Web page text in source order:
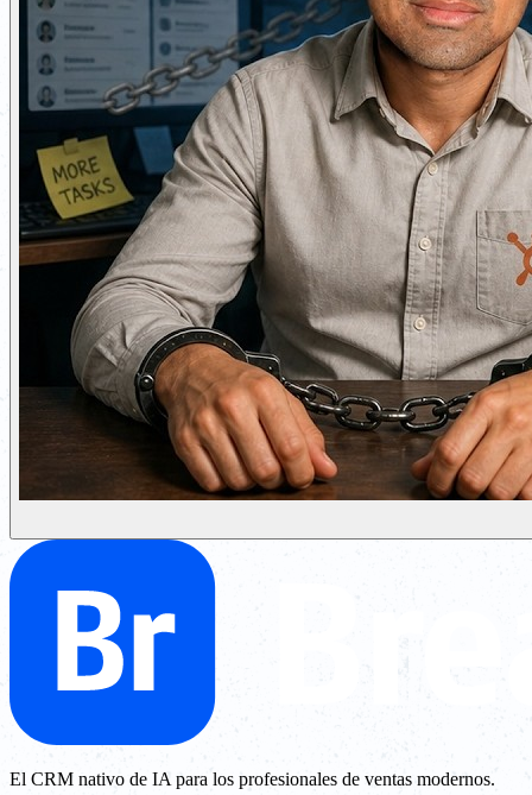
El CRM nativo de IA para los profesionales de ventas modernos.